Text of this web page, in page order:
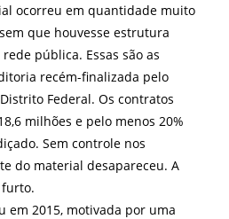
ocorreu em quantidade muito
que houvesse estrutura
pública. Essas são as
recém-finalizada pelo
Federal. Os contratos
milhões e pelo menos 20%
Sem controle nos
do material desapareceu. A
furto.
em 2015, motivada por uma